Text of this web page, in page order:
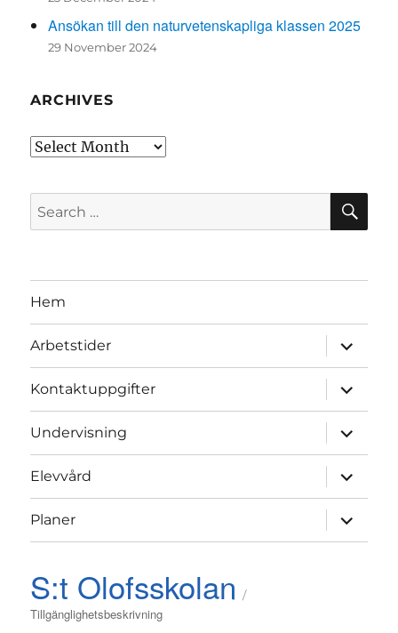
Ansökan till den naturvetenskapliga klassen 2025
29 November 2024
ARCHIVES
Archives
Search
for:
Hem
Arbetstider
expand
child
menu
Kontaktuppgifter
expand
child
menu
Undervisning
expand
child
menu
Elevvård
expand
child
menu
Planer
expand
child
menu
S:t Olofsskolan
Tillgänglighetsbeskrivning